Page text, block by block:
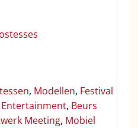
, Modellen, Festival
, Beurs
Meeting, Mobiel